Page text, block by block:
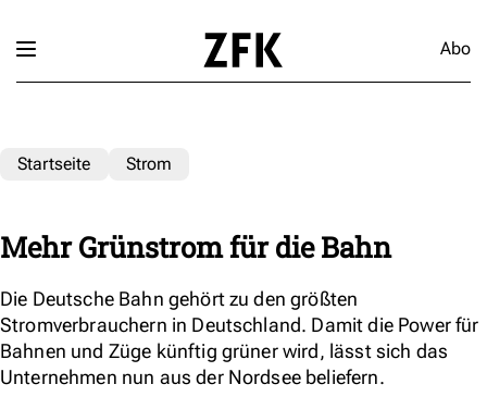
Abo
Startseite Strom
Mehr Grünstrom für die Bahn
Die Deutsche Bahn gehört zu den größten
Stromverbrauchern in Deutschland. Damit die Power für
Bahnen und Züge künftig grüner wird, lässt sich das
Unternehmen nun aus der Nordsee beliefern.